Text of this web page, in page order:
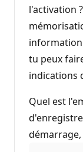
l'activation
tu peux
indications
Quel est
démarrage,